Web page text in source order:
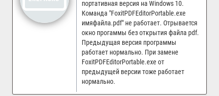
портативная версия на Windows 10.
Команда "FoxitPDFEditorPortable.exe
имяфайла.pdf" не работает. Отрывается
окно прогаммы без открытия файла pdf.
Предыдущая версия программы
работает нормально. При замене
FoxitPDFEditorPortable.exe от
предыдущей версии тоже работает
нормально.